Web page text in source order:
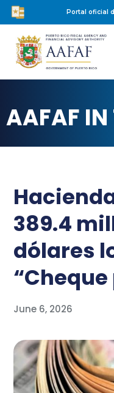
Portal oficial
AAFAF IN
389.4
dólares
June 6, 2026